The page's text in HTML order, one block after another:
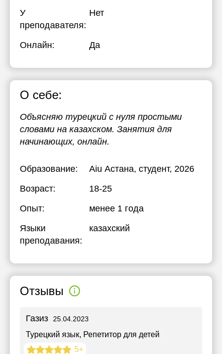
У
преподавателя:
Нет
Онлайн: Да
О себе:
Объясняю турецкий с нуля простыми
словами на казахском. Занятия для
начинающих, онлайн.
Образование: Aiu Астана, студент, 2026
Возраст:
18-25
Опыт:
менее 1 года
Языки
преподавания:
казахский
Отзывы
Газиз 25.04.2023
Турецкий язык, Репетитор для детей
5+